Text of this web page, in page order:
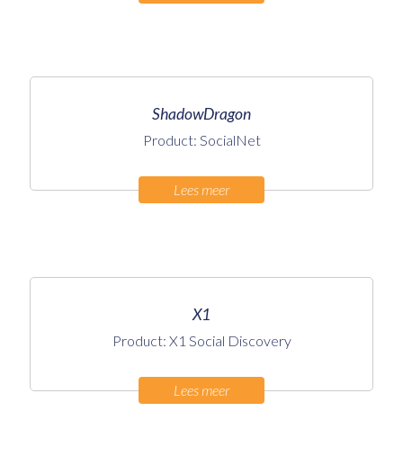
ShadowDragon
Product: SocialNet
Lees meer
X1
Product: X1 Social Discovery
Lees meer